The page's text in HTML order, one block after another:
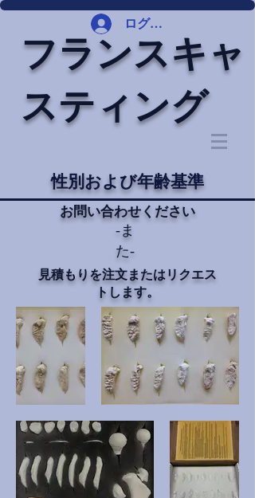
ログイン
フランスキャ
スティング
性別および年齢基準
お問い合わせください
-ま
た-
見積もりを注文またはリクエス
トします。